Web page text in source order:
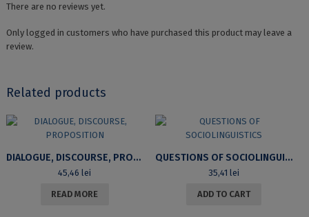
There are no reviews yet.
Only logged in customers who have purchased this product may leave a
review.
Related products
DIALOGUE, DISCOURSE, PROPOSITION
45,46lei
READ MORE
QUESTIONS OF SOCIOLINGUISTICS
35,41lei
ADD TO CART